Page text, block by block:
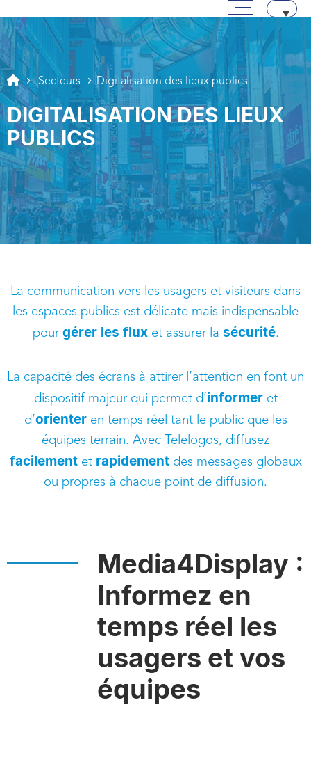
Passer au contenu
Menu principal
Secteurs Digitalisation des lieux publics
DIGITALISATION DES LIEUX
PUBLICS
La communication vers les usagers et visiteurs dans
les espaces publics est délicate mais indispensable
pour gérer les fluxet assurer la sécurité.
La capacité des écrans à attirer l’attention en font un
dispositif majeur qui permet d’informeret
d’orienteren temps réel tant le public que les
équipes terrain. Avec Telelogos, diffusez
facilementet rapidementdes messages globaux
ou propres à chaque point de diffusion.
Media4Display :
Informez en
temps réel les
usagers et vos
équipes